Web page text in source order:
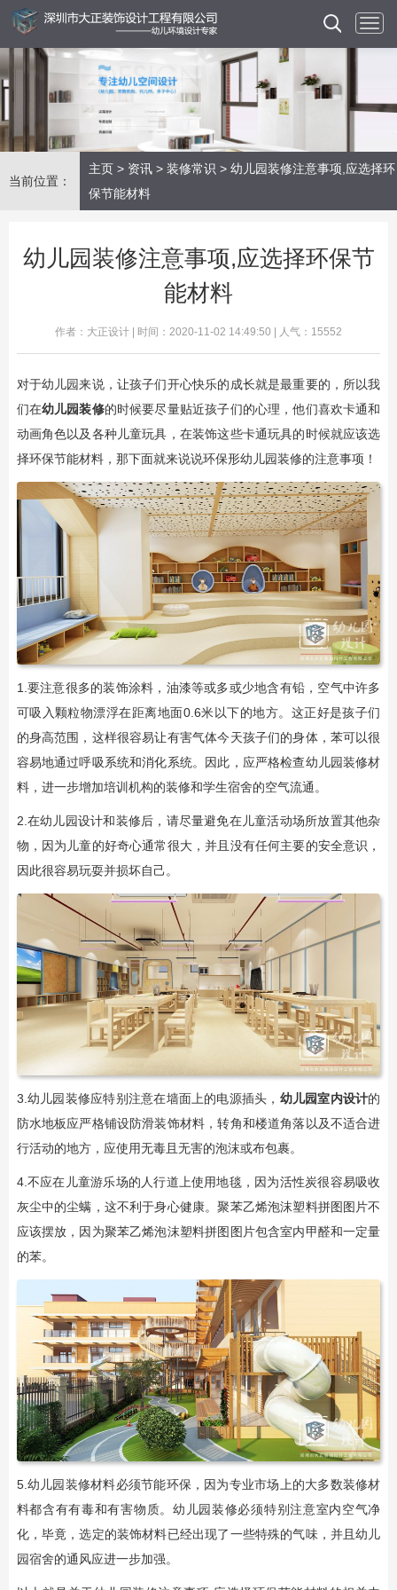
当前位置：
主页 > 资讯 > 装修常识 > 幼儿园装修注意事项,应选择环
保节能材料
幼儿园装修注意事项,应选择环保节
能材料
作者：大正设计 | 时间：2020-11-02 14:49:50 | 人气：15552
对于幼儿园来说，让孩子们开心快乐的成长就是最重要的，所以我
们在幼儿园装修的时候要尽量贴近孩子们的心理，他们喜欢卡通和
动画角色以及各种儿童玩具，在装饰这些卡通玩具的时候就应该选
择环保节能材料，那下面就来说说环保形幼儿园装修的注意事项！
1.要注意很多的装饰涂料，油漆等或多或少地含有铅，空气中许多
可吸入颗粒物漂浮在距离地面0.6米以下的地方。这正好是孩子们
的身高范围，这样很容易让有害气体今天孩子们的身体，苯可以很
容易地通过呼吸系统和消化系统。因此，应严格检查幼儿园装修材
料，进一步增加培训机构的装修和学生宿舍的空气流通。
2.在幼儿园设计和装修后，请尽量避免在儿童活动场所放置其他杂
物，因为儿童的好奇心通常很大，并且没有任何主要的安全意识，
因此很容易玩耍并损坏自己。
3.幼儿园装修应特别注意在墙面上的电源插头， 幼儿园室内设计的
防水地板应严格铺设防滑装饰材料，转角和楼道角落以及不适合进
行活动的地方，应使用无毒且无害的泡沫或布包裹。
4.不应在儿童游乐场的人行道上使用地毯，因为活性炭很容易吸收
灰尘中的尘螨，这不利于身心健康。聚苯乙烯泡沫塑料拼图图片不
应该摆放，因为聚苯乙烯泡沫塑料拼图图片包含室内甲醛和一定量
的苯。
5.幼儿园装修材料必须节能环保，因为专业市场上的大多数装修材
料都含有有毒和有害物质。幼儿园装修必须特别注意室内空气净
化，毕竟，选定的装饰材料已经出现了一些特殊的气味，并且幼儿
园宿舍的通风应进一步加强。